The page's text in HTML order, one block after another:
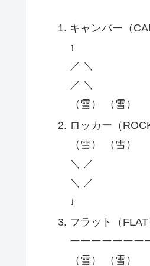
キャンバー（
↑
／ ＼
／ ＼
（雪） （雪）
ロッカー（
（雪） （雪）
＼ ／
＼ ／
↓
フラット（FLAT
ーーーーーーー
（雪） （雪）